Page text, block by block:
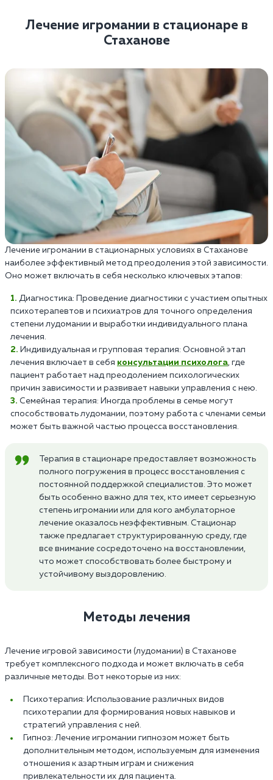
Лечение игромании в стационаре в
Стаханове
Лечение игромании в стационарных условиях в Стаханове
наиболее эффективный метод преодоления этой зависимости.
Оно может включать в себя несколько ключевых этапов:
Диагностика: Проведение диагностики с участием опытных
психотерапевтов и психиатров для точного определения
степени лудомании и выработки индивидуального плана
лечения.
Индивидуальная и групповая терапия: Основной этап
лечения включает в себя консультации психолога, где
пациент работает над преодолением психологических
причин зависимости и развивает навыки управления с нею.
Семейная терапия: Иногда проблемы в семье могут
способствовать лудомании, поэтому работа с членами семьи
может быть важной частью процесса восстановления.
Терапия в стационаре предоставляет возможность
полного погружения в процесс восстановления с
постоянной поддержкой специалистов. Это может
быть особенно важно для тех, кто имеет серьезную
степень игромании или для кого амбулаторное
лечение оказалось неэффективным. Стационар
также предлагает структурированную среду, где
все внимание сосредоточено на восстановлении,
что может способствовать более быстрому и
устойчивому выздоровлению.
Методы лечения
Лечение игровой зависимости (лудомании) в Стаханове
требует комплексного подхода и может включать в себя
различные методы. Вот некоторые из них:
Психотерапия: Использование различных видов
психотерапии для формирования новых навыков и
стратегий управления с ней.
Гипноз: Лечение игромании гипнозом может быть
дополнительным методом, используемым для изменения
отношения к азартным играм и снижения
привлекательности их для пациента.